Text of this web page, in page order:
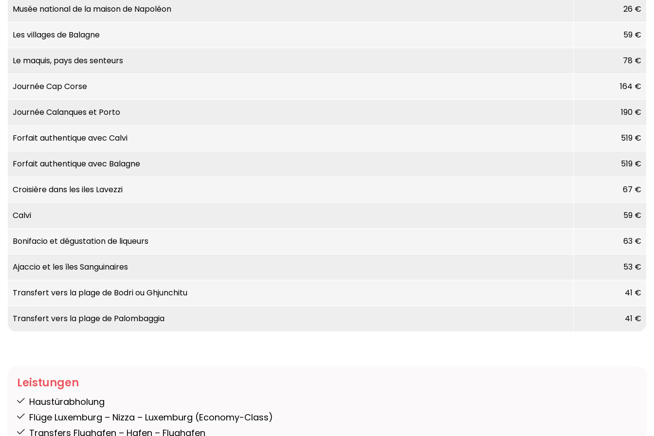
Musée national de la maison de Napoléon 26 €
Les villages de Balagne 59 €
Le maquis, pays des senteurs 78 €
Journée Cap Corse 164 €
Journée Calanques et Porto 190 €
Forfait authentique avec Calvi 519 €
Forfait authentique avec Balagne 519 €
Croisière dans les iles Lavezzi 67 €
Calvi 59 €
Bonifacio et dégustation de liqueurs 63 €
Ajaccio et les îles Sanguinaires 53 €
Transfert vers la plage de Bodri ou Ghjunchitu 41 €
Transfert vers la plage de Palombaggia 41 €
Leistungen
Haustürabholung
Flüge Luxemburg – Nizza – Luxemburg (Economy-Class)
Transfers Flughafen – Hafen – Flughafen